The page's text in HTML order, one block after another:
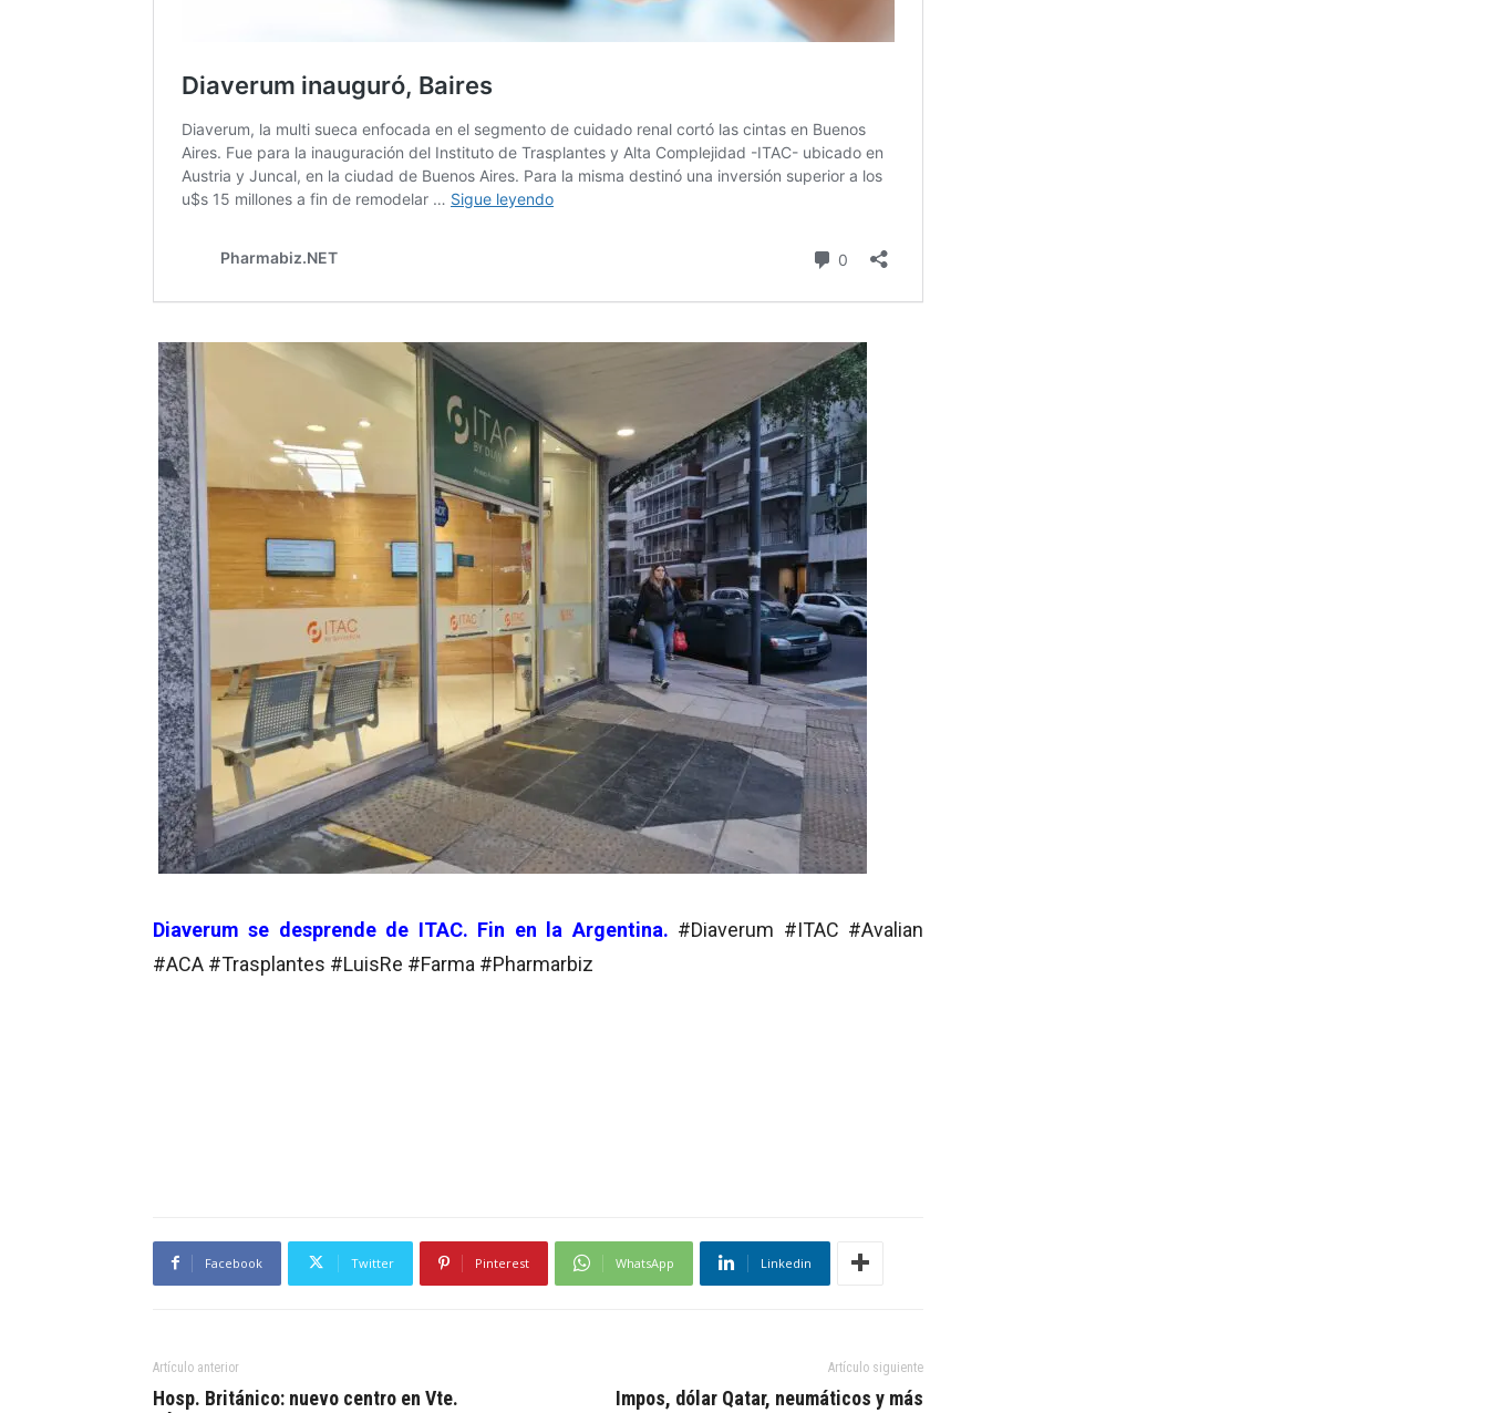
Diaverum se desprende de ITAC. Fin en la Argentina. #Diaverum #ITAC #Avalian
#ACA #Trasplantes #LuisRe #Farma #Pharmarbiz
Facebook Twitter Pinterest WhatsApp Linkedin
Artículo anterior
Hosp. Británico: nuevo centro en Vte.
Artículo siguiente
Impos, dólar Qatar, neumáticos y más